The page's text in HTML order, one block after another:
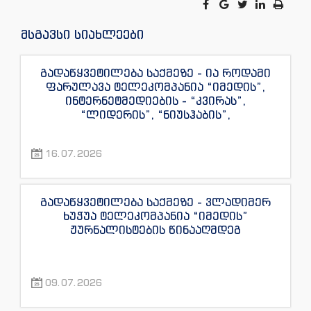
მსგავსი სიახლეები
გადაწყვეტილება საქმეზე - ია როდამი
ფარულავა ტელეკომპანია “იმედის”,
ინტერნეტმედიების - “კვირას”,
“ლიდერის”, “ნიუსჰაბის”,
“ექსკლუზივტივის” ჟურნალისტების
16.07.2026
გადაწყვეტილება საქმეზე - ვლადიმერ
ხუჭუა ტელეკომპანია “იმედის”
ჟურნალისტების წინააღმდეგ
09.07.2026